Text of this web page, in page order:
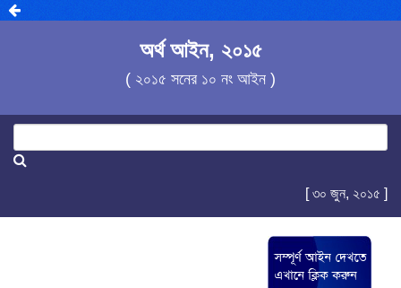
অর্থ আইন, ২০১৫
( ২০১৫ সনের ১০ নং আইন )
[ ৩০ জুন, ২০১৫ ]